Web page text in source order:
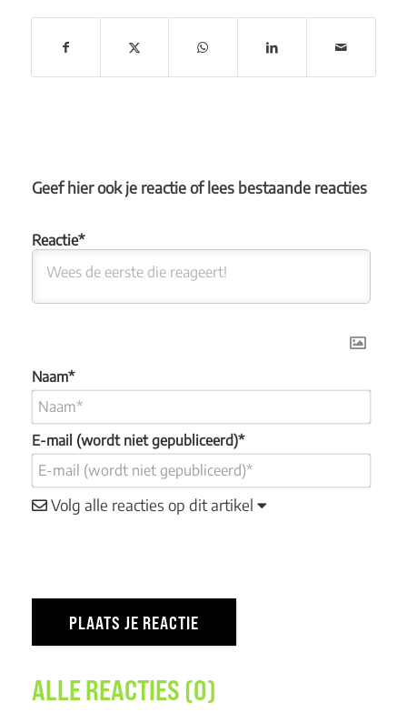
Geef hier ook je reactie of lees bestaande reacties
Naam*
E-mail (wordt niet gepubliceerd)*
Volg alle reacties op dit artikel
ALLE REACTIES (0)